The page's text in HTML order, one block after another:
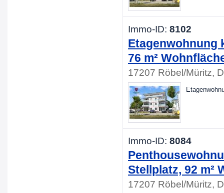
Immo-ID: 8102
Etagenwohnung
76 m²
17207 Röbel/Müritz,
Immo-ID: 8084
Stellplatz, 92 m²
17207 Röbel/Müritz,